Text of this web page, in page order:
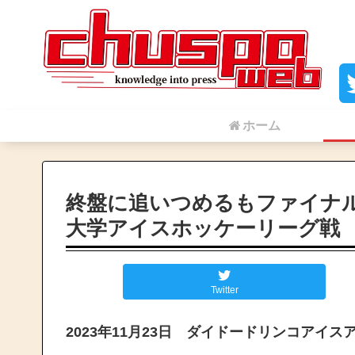
ホーム
終盤に追いつめるもファイナ
大学アイスホッケーリーグ
Twitter
2023年11月23日 ダイドードリンコアイス